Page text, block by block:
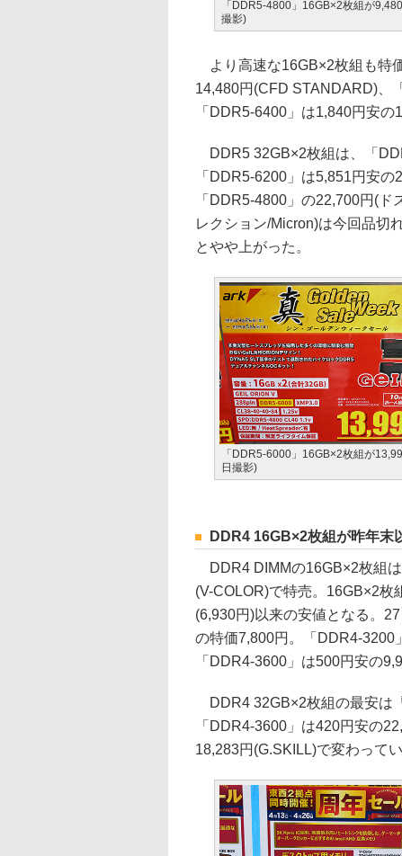
「DDR5-4800」16GB×2枚組が
撮影)
より高速な16GB×2枚組も特
14,480円(CFD STANDARD)、
「DDR5-6400」は1,840円安の
DDR5 32GB×2枚組は、「
「DDR5-6200」は5,851円安
「DDR5-4800」の22,700円(
レクション/Micron)は今回品切
とやや上がった。
「DDR5-6000」16GB×2枚組が
日撮影)
DDR4 16GB×2枚組が昨年末
DDR4 DIMMの16GB×2枚組
(V-COLOR)で特売。16GB×2枚
(6,930円)以来の安値となる。
の特価7,800円。「DDR4-3200
「DDR4-3600」は500円安の
DDR4 32GB×2枚組の最安は
「DDR4-3600」は420円安の
18,283円(G.SKILL)で変わってい